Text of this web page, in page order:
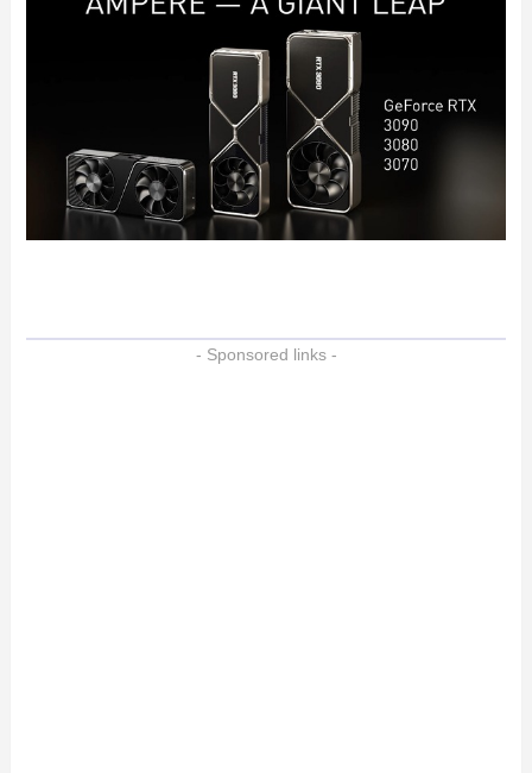
- Sponsored links -